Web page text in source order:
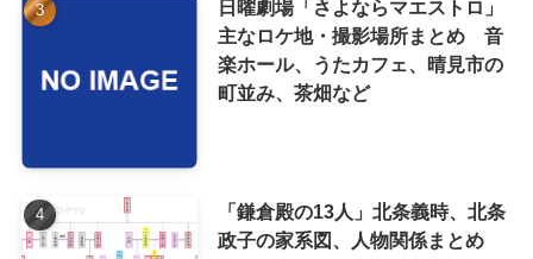
日曜劇場「さよならマエストロ」
主なロケ地・撮影場所まとめ 音
楽ホール、うたカフェ、晴見市の
町並み、茶畑など
「鎌倉殿の13人」北条義時、北条
政子の家系図、人物関係まとめ